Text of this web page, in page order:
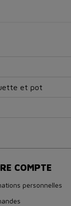
et pot
COMPTE
personnelles